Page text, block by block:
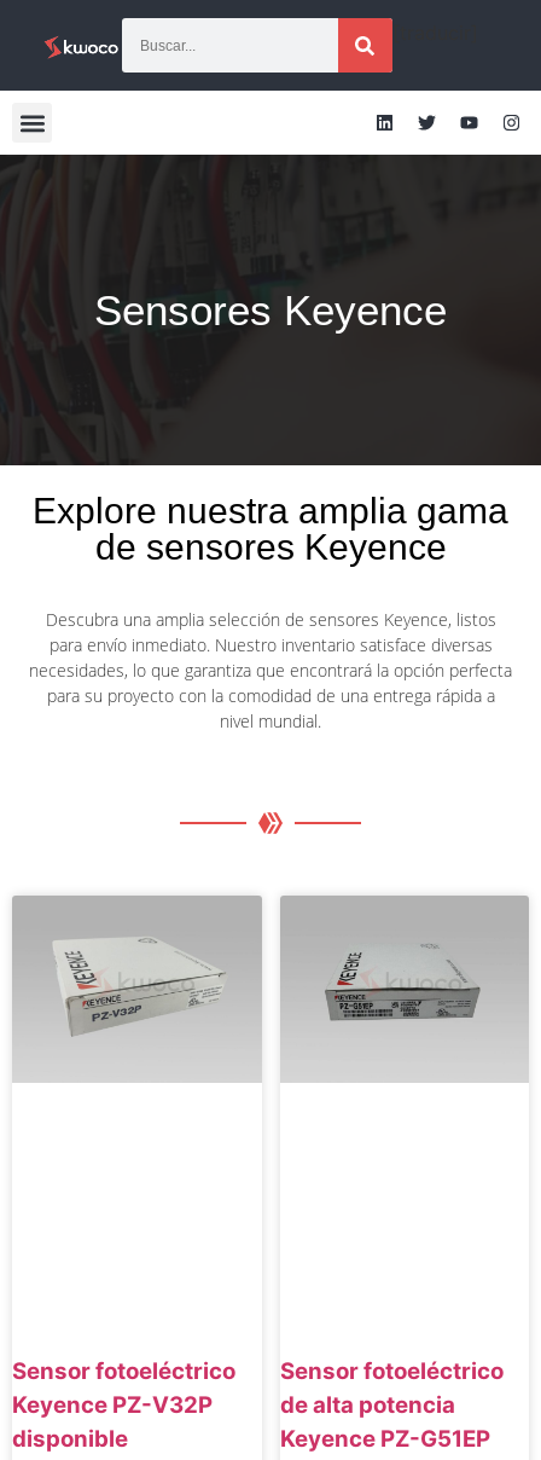
Sensores Keyence
Explore nuestra amplia gama
de sensores Keyence
Descubra una amplia selección de sensores Keyence, listos
para envío inmediato. Nuestro inventario satisface diversas
necesidades, lo que garantiza que encontrará la opción perfecta
para su proyecto con la comodidad de una entrega rápida a
nivel mundial.
Sensor fotoeléctrico
Keyence PZ-V32P
disponible
Sensor fotoeléctrico
de alta potencia
Keyence PZ-G51EP